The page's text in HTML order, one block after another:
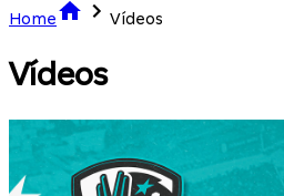
Home Vídeos
Vídeos